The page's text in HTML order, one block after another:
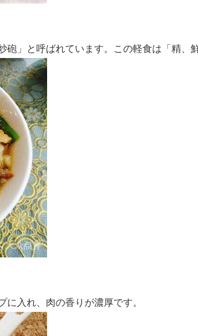
」と呼ばれています。この軽食は「精、
入れ、肉の香りが濃厚です。